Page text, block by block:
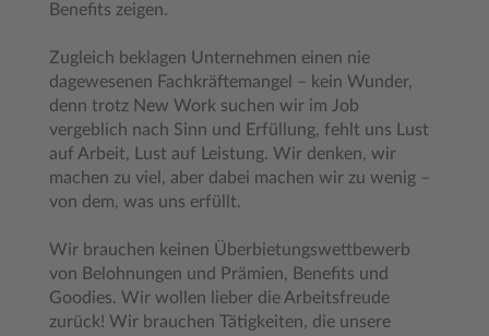
Benefits zeigen.
Zugleich beklagen Unternehmen einen nie
dagewesenen Fachkräftemangel – kein Wunder,
denn trotz New Work suchen wir im Job
vergeblich nach Sinn und Erfüllung, fehlt uns Lust
auf Arbeit, Lust auf Leistung. Wir denken, wir
machen zu viel, aber dabei machen wir zu wenig –
von dem, was uns erfüllt.
Wir brauchen keinen Überbietungswettbewerb
von Belohnungen und Prämien, Benefits und
Goodies. Wir wollen lieber die Arbeitsfreude
zurück! Wir brauchen Tätigkeiten, die unsere